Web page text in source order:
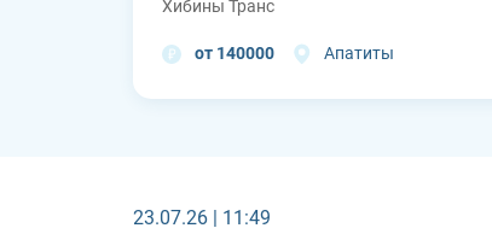
Хибины Транс
от 140000 Апатиты
23.07.26 | 11:49